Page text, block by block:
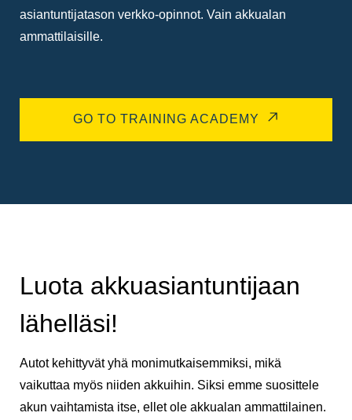
asiantuntijatason verkko-opinnot. Vain akkualan
ammattilaisille.
GO TO TRAINING ACADEMY
Luota akkuasiantuntijaan
lähelläsi!
Autot kehittyvät yhä monimutkaisemmiksi, mikä
vaikuttaa myös niiden akkuihin. Siksi emme suosittele
akun vaihtamista itse, ellet ole akkualan ammattilainen.